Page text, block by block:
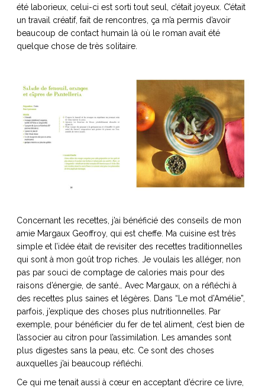
été laborieux, celui-ci est sorti tout seul, c’était joyeux. C’était
un travail créatif, fait de rencontres, ça m’a permis d’avoir
beaucoup de contact humain là où le roman avait été
quelque chose de très solitaire.
Concernant les recettes, j’ai bénéficié des conseils de mon
amie Margaux Geoffroy, qui est cheffe. Ma cuisine est très
simple et l’idée était de revisiter des recettes traditionnelles
qui sont à mon goût trop riches. Je voulais les alléger, non
pas par souci de comptage de calories mais pour des
raisons d’énergie, de santé… Avec Margaux, on a réfléchi à
des recettes plus saines et légères. Dans “Le mot d’Amélie”,
parfois, j’explique des choses plus nutritionnelles. Par
exemple, pour bénéficier du fer de tel aliment, c’est bien de
l’associer au citron pour l’assimilation. Les amandes sont
plus digestes sans la peau, etc. Ce sont des choses
auxquelles j’ai beaucoup réfléchi.
Ce qui me tenait aussi à cœur en acceptant d’écrire ce livre,